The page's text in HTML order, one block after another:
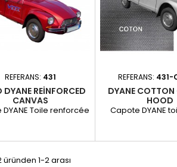
REFERANS: 431
REINFORCED
CANVAS
Toile renforcée
REFERANS: 431-
DYANE
HOOD
Capote DYANE
1-2 arası